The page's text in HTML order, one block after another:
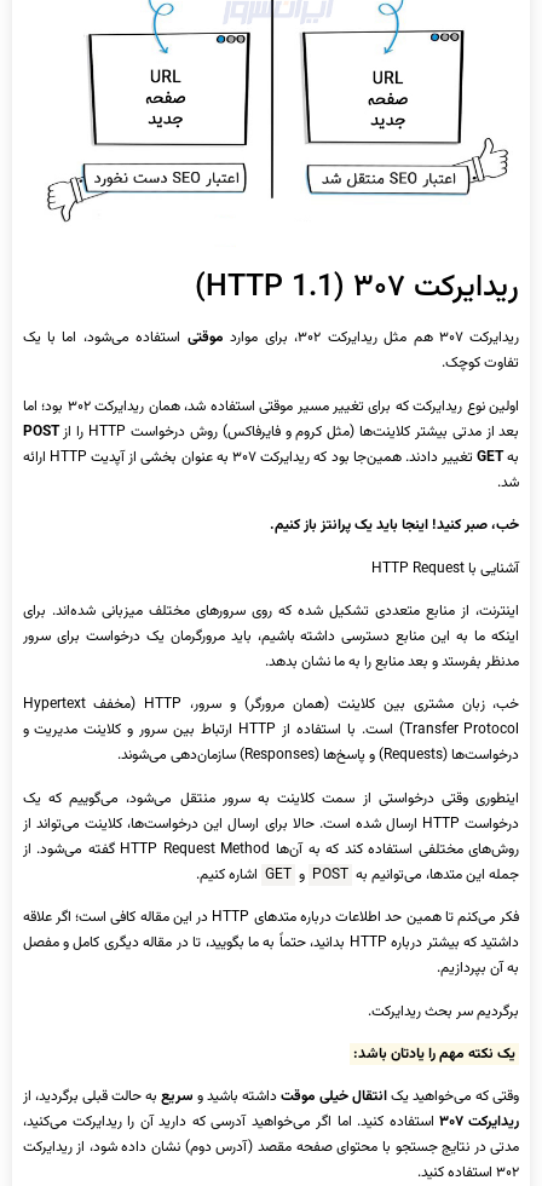
ریدایرکت ۳۰۷ (HTTP 1.1)
ریدایرکت ۳۰۷ هم مثل ریدایرکت ۳۰۲، برای موارد موقتی استفاده می‌شود، اما با یک
تفاوت کوچک.
اولین نوع ریدایرکت که برای تغییر مسیر موقتی استفاده شد، همان ریدایرکت ۳۰۲ بود؛ اما
بعد از مدتی بیشتر کلاینت‌ها (مثل کروم و فایرفاکس) روش درخواست HTTP را از
POST
بهGET
تغییر دادند. همین‌جا بود که ریدایرکت ۳۰۷ به عنوان بخشی از آپدیت HTTP ارائه
شد.
خب، صبر کنید! اینجا باید یک پرانتز باز کنیم.
آشنایی با HTTP Request
اینترنت، از منابع متعددی تشکیل شده که روی سرورهای مختلف میزبانی شده‌اند. برای
اینکه ما به این منابع دسترسی داشته باشیم، باید مرورگرمان یک درخواست برای سرور
مدنظر بفرستد و بعد منابع را به ما نشان بدهد.
خب، زبان مشتری بین کلاینت (همان مرورگر) و سرور، HTTP (مخفف Hypertext
Transfer Protocol) است. با استفاده از HTTP ارتباط بین سرور و کلاینت مدیریت و
درخواست‌ها (Requests) و پاسخ‌ها (Responses) سازمان‌دهی می‌شوند.
اینطوری وقتی درخواستی از سمت کلاینت به سرور منتقل می‌شود، می‌گوییم که یک
درخواست HTTP ارسال شده است. حالا برای ارسال این درخواست‌ها، کلاینت می‌تواند از
روش‌های مختلفی استفاده کند که به آن‌ها HTTP Request Method گفته می‌شود. از
جمله این متدها، می‌توانیم به
و
اشاره کنیم.
فکر می‌کنم تا همین حد اطلاعات درباره متدهای HTTP در این مقاله کافی است؛ اگر علاقه
داشتید که بیشتر درباره HTTP بدانید، حتماً به ما بگویید، تا در مقاله دیگری کامل و مفصل
به آن بپردازیم.
برگردیم سر بحث ریدایرکت.
یک نکته مهم را یادتان باشد:
وقتی که می‌خواهید یکانتقال خیلی موقتداشته باشید و سریع به حالت قبلی برگردید، از
ریدایرکت ۳۰۷
استفاده کنید. اما اگر می‌خواهید آدرسی که دارید آن را ریدایرکت می‌کنید،
مدتی در نتایج جستجو با محتوای صفحه مقصد (آدرس دوم) نشان داده شود، از ریدایرکت
۳۰۲ استفاده کنید.